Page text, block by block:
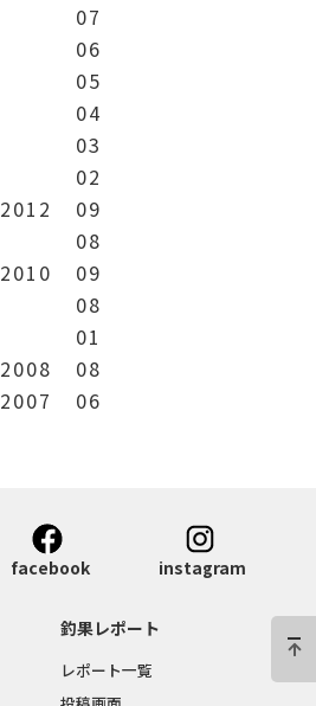
07
06
05
04
03
02
2012
09
08
2010
09
08
01
2008
08
2007
06
facebook instagram
釣果レポート
レポート一覧